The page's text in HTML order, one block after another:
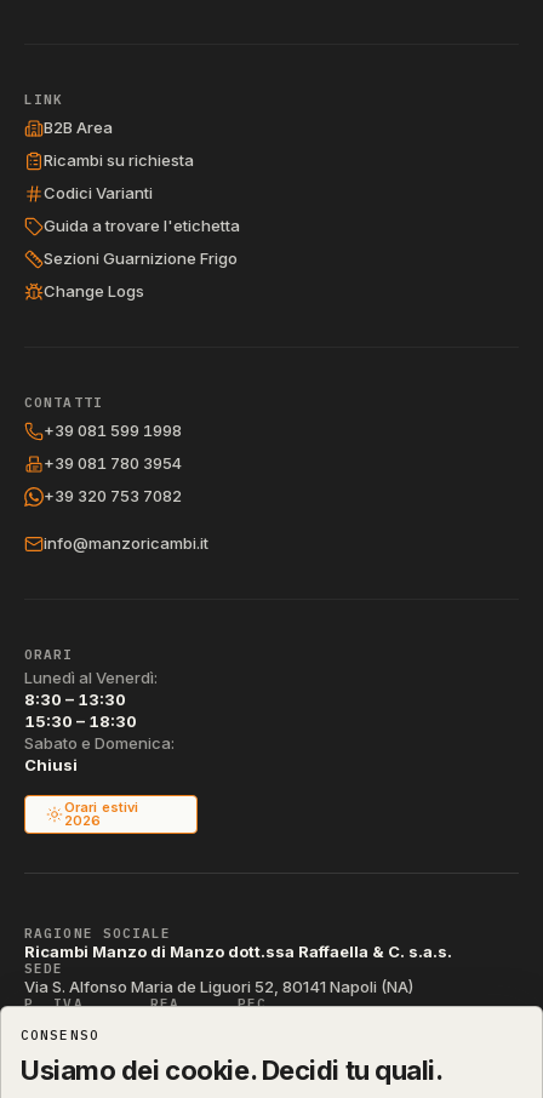
LINK
B2B Area
Ricambi su richiesta
Codici Varianti
Guida a trovare l'etichetta
Sezioni Guarnizione Frigo
Change Logs
CONTATTI
+39 081 599 1998
+39 081 780 3954
+39 320 753 7082
info@manzoricambi.it
ORARI
Lunedì al Venerdì:
8:30 – 13:30
15:30 – 18:30
Sabato e Domenica:
Chiusi
Orari estivi
2026
RAGIONE SOCIALE
Ricambi Manzo di Manzo dott.ssa Raffaella & C. s.a.s.
SEDE
Via S. Alfonso Maria de Liguori 52, 80141 Napoli (NA)
P. IVA REA PEC
CODICE SDI
T04ZHR3
CONSENSO
Usiamo dei cookie. Decidi tu quali.